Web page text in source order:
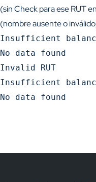
(sin Check para ese RUT
(nombre ausente o
Insufficient
No data found
Invalid RUT
Insufficient
No data found